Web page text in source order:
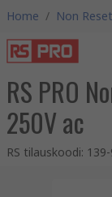
Home / Non
RS PRO
250V ac
RS tilauskoodi: